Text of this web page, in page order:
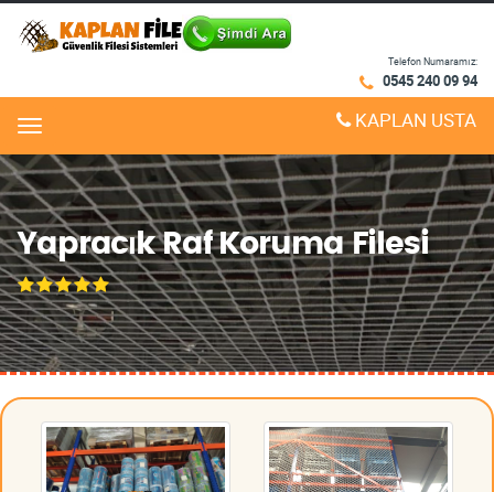
Telefon Numaramız:
0545 240 09 94
Menu KAPLAN USTA
Yapracık Raf Koruma Filesi